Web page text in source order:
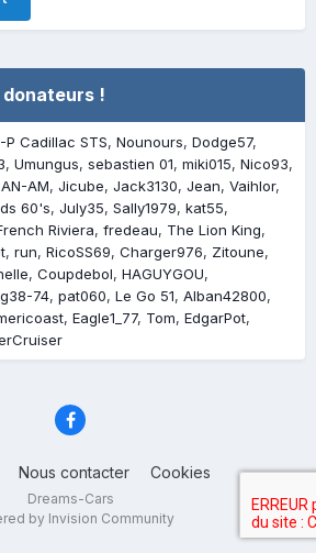
!
P Cadillac STS Nounours Dodge57
Umungus sebastien 01 miki015 Nico93
AM Jicube Jack3130 Jean Vaihlor
60's July35 Sally1979 kat55
Riviera fredeau
The Lion King
run RicoSS69 Charger976
Zitoune
Coupdebol HAGUYGOU
74 pat060 Le Go 51 Alban42800
Eagle1_77 Tom EdgarPot
Nous contacter Cookies
Dreams-Cars
by Invision Community